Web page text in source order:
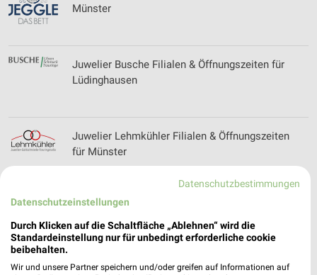
Münster
Juwelier Busche Filialen & Öffnungszeiten für
Lüdinghausen
Juwelier Lehmkühler Filialen & Öffnungszeiten
für Münster
Juwelier Raring Filialen & Öffnungszeiten für
Münster Hiltrup
Datenschutzbestimmungen
Datenschutzeinstellungen
Durch Klicken auf die Schaltfläche „Ablehnen“ wird die
Standardeinstellung nur für unbedingt erforderliche cookie
beibehalten.
Wir und unsere Partner speichern und/oder greifen auf Informationen auf